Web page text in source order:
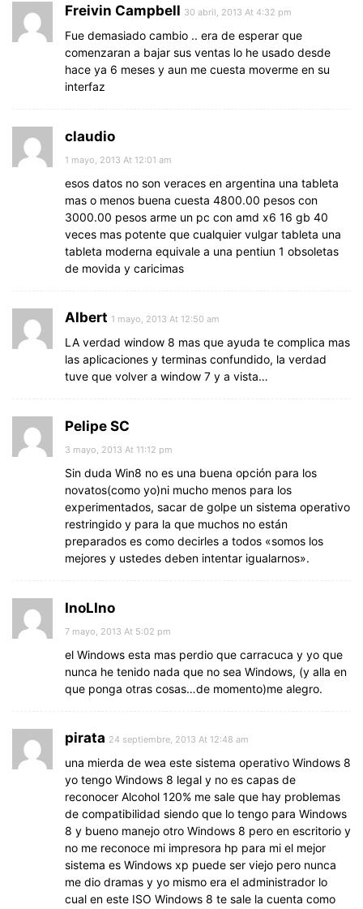
Freivin Campbell 30 abril, 2013 At 4:32 pm
Fue demasiado cambio .. era de esperar que
comenzaran a bajar sus ventas lo he usado desde
hace ya 6 meses y aun me cuesta moverme en su
interfaz
claudio
1 mayo, 2013 At 12:01 am
esos datos no son veraces en argentina una tableta
mas o menos buena cuesta 4800.00 pesos con
3000.00 pesos arme un pc con amd x6 16 gb 40
veces mas potente que cualquier vulgar tableta una
tableta moderna equivale a una pentiun 1 obsoletas
de movida y caricimas
Albert 1 mayo, 2013 At 12:50 am
LA verdad window 8 mas que ayuda te complica mas
las aplicaciones y terminas confundido, la verdad
tuve que volver a window 7 y a vista…
Pelipe SC
3 mayo, 2013 At 11:12 pm
Sin duda Win8 no es una buena opción para los
novatos(como yo)ni mucho menos para los
experimentados, sacar de golpe un sistema operativo
restringido y para la que muchos no están
preparados es como decirles a todos «somos los
mejores y ustedes deben intentar igualarnos».
InoLIno
7 mayo, 2013 At 5:02 pm
el Windows esta mas perdio que carracuca y yo que
nunca he tenido nada que no sea Windows, (y alla en
que ponga otras cosas…de momento)me alegro.
pirata 24 septiembre, 2013 At 12:48 am
una mierda de wea este sistema operativo Windows 8
yo tengo Windows 8 legal y no es capas de
reconocer Alcohol 120% me sale que hay problemas
de compatibilidad siendo que lo tengo para Windows
8 y bueno manejo otro Windows 8 pero en escritorio y
no me reconoce mi impresora hp para mi el mejor
sistema es Windows xp puede ser viejo pero nunca
me dio dramas y yo mismo era el administrador lo
cual en este ISO Windows 8 te sale la cuenta como